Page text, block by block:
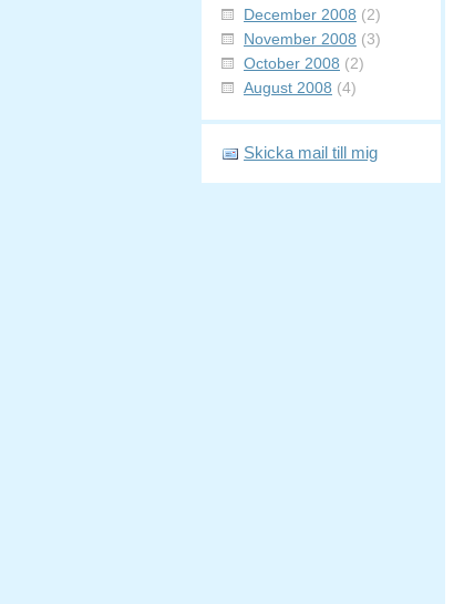
December 2008 (2)
November 2008 (3)
October 2008 (2)
August 2008 (4)
Skicka mail till mig